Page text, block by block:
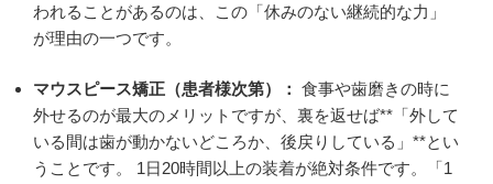
われることがあるのは、この「休みのない継続的な力」
が理由の一つです。
マウスピース矯正（患者様次第）： 食事や歯磨きの時に
外せるのが最大のメリットですが、裏を返せば**「外して
いる間は歯が動かないどころか、後戻りしている」**とい
うことです。 1日20時間以上の装着が絶対条件です。「1